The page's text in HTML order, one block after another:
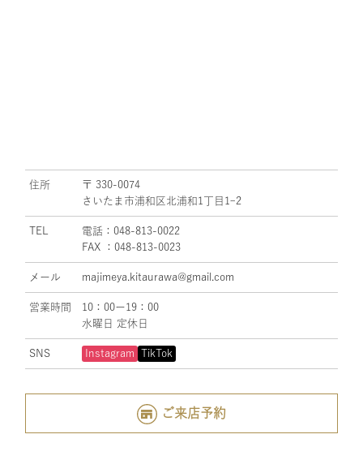
住所
〒 330-0074
さいたま市浦和区北浦和1丁目1ｰ2
TEL
電話：048-813-0022
FAX ：048-813-0023
メール majimeya.kitaurawa@gmail.com
営業時間
10：00ー19：00
水曜日 定休日
SNS Instagram TikTok
ご来店予約